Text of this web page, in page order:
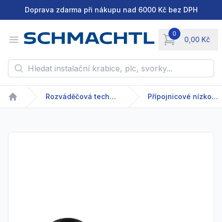
Doprava zdarma při nákupu nad 6000 Kč bez DPH
Open menu
0
0,00 Kč
items in cart,
Hledat instalační krabice, plc, svorky...
Home
Rozváděčová technika Přípojnicové nízkonapětové systémy